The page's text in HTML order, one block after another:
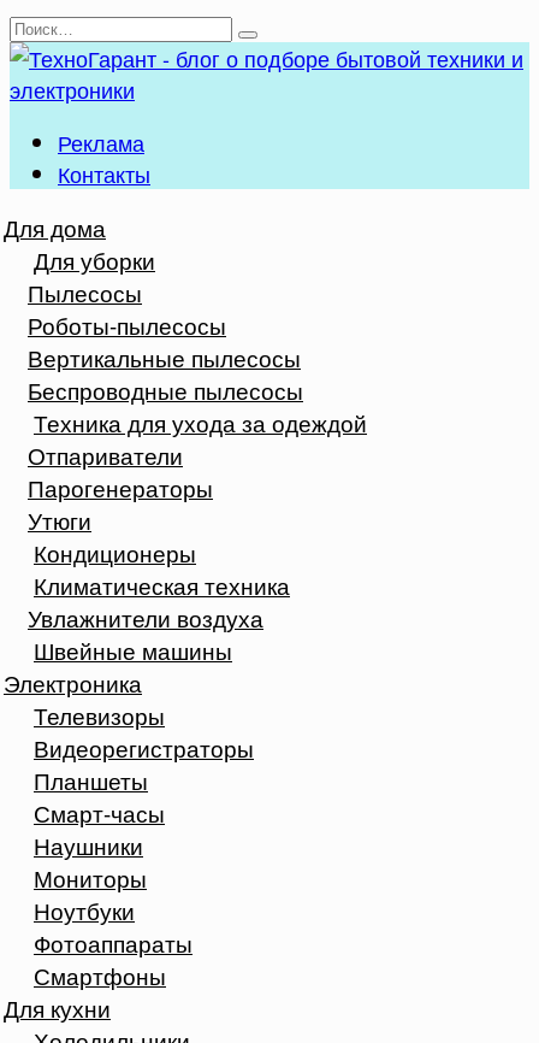
Перейти
к
содержанию
Search
for:
Реклама
Контакты
Для дома
Для уборки
Пылесосы
Роботы-пылесосы
Вертикальные пылесосы
Беспроводные пылесосы
Техника для ухода за одеждой
Отпариватели
Парогенераторы
Утюги
Кондиционеры
Климатическая техника
Увлажнители воздуха
Швейные машины
Электроника
Телевизоры
Видеорегистраторы
Планшеты
Смарт-часы
Наушники
Мониторы
Ноутбуки
Фотоаппараты
Смартфоны
Для кухни